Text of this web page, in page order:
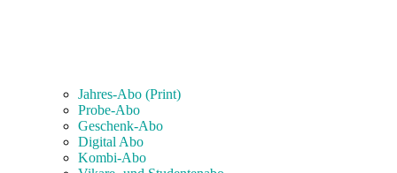
Jahres-Abo (Print)
Probe-Abo
Geschenk-Abo
Digital Abo
Kombi-Abo